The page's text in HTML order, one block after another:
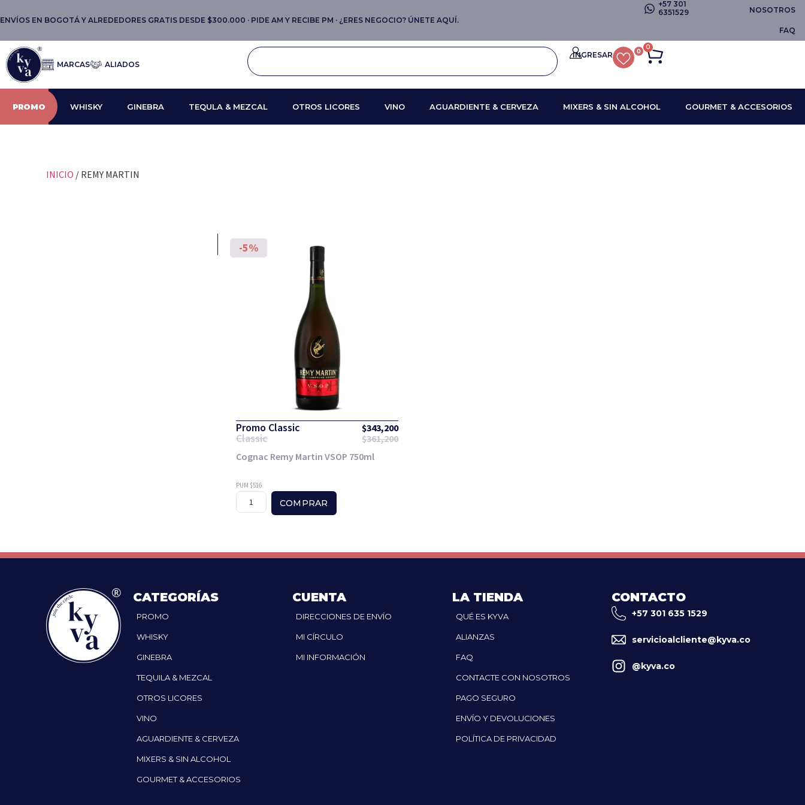
ENVÍOS EN BOGOTÁ Y ALREDEDORES GRATIS DESDE $300.000 · PIDE AM Y RECIBE PM · ¿ERES NEGOCIO? ÚNETE AQUÍ.
+57 301
6351529
NOSOTROS
FAQ
MARCAS ALIADOS
INGRESAR 0 0
PROMO WHISKY GINEBRA TEQULA & MEZCAL OTROS LICORES VINO AGUARDIENTE & CERVEZA MIXERS & SIN ALCOHOL GOURMET & ACCESORIOS
INICIO / REMY MARTIN
-5%
Promo Classic $343,200
Classic $361,200
Cognac Remy Martin VSOP 750ml
PUM $516
COMPRAR
CATEGORÍAS
PROMO
WHISKY
GINEBRA
TEQUILA & MEZCAL
OTROS LICORES
VINO
AGUARDIENTE & CERVEZA
MIXERS & SIN ALCOHOL
GOURMET & ACCESORIOS
CUENTA
DIRECCIONES DE ENVÍO
MI CÍRCULO
MI INFORMACIÓN
LA TIENDA
QUÉ ES KYVA
ALIANZAS
FAQ
CONTACTE CON NOSOTROS
PAGO SEGURO
ENVÍO Y DEVOLUCIONES
POLÍTICA DE PRIVACIDAD
CONTACTO
+57 301 635 1529
servicioalcliente@kyva.co
@kyva.co